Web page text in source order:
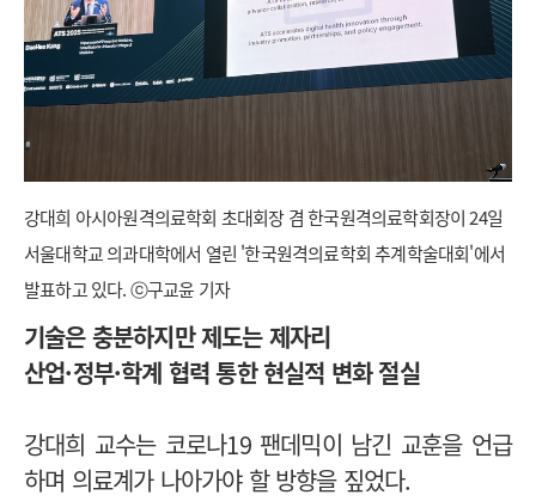
강대희 아시아원격의료학회 초대회장 겸 한국원격의료학회장이 24일
서울대학교 의과대학에서 열린 '한국원격의료학회 추계학술대회'에서
발표하고 있다. ⓒ구교윤 기자
기술은 충분하지만 제도는 제자리
산업·정부·학계 협력 통한 현실적 변화 절실
강대희 교수는 코로나19 팬데믹이 남긴 교훈을 언급
하며 의료계가 나아가야 할 방향을 짚었다.